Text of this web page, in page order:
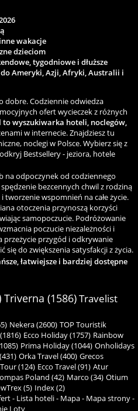
wakacje
dzieciom
tygodniowe i dłuższe
Ameryki, Azji, Afryki, Australii i
dobre. Codziennie odwiedza
ofert wycieczek z różnych
to wyszukiwarka hoteli, noclegów,
w internecie. Znajdziesz tu
noclegi w Polsce. Wybierz się z
Bestsellery - jeziora, hotele
na odpoczynek od codziennego
bezcennych chwil z rodziną
tworzenie wspomnień na całe życie.
otoczenia przynoszą korzyści
samopoczucie. Podróżowanie
poczucie niezależności i
przeżycie przygód i odkrywanie
się do zwiększenia satysfakcji z życia.
łatwiejsze i bardziej dostępne
Triverna (1586)Travelist
Nekera (2600) TOP Touristik
Ecco Holiday (1757) Rainbow
Prima Holiday (1044) Onholidays
Orka Travel (400) Grecos
(124) Ecco Travel (91) Atur
Poland (42) Marco (34) Otium
(5) Index (2)
- Lista hoteli- Mapa- Mapa strony-
Loty